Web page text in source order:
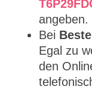
angeben.
Bei
Egal zu
den